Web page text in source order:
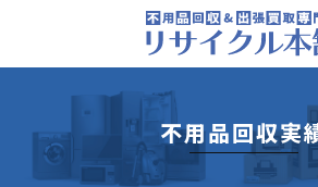
不用品回収実